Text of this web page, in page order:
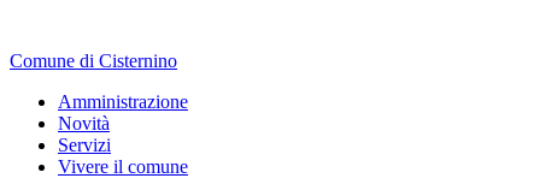
Comune di Cisternino
Amministrazione
Novità
Servizi
Vivere il comune